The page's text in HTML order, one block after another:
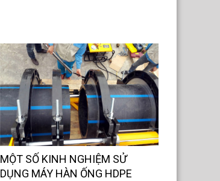
MỘT SỐ KINH NGHIỆM SỬ
DỤNG MÁY HÀN ỐNG HDPE